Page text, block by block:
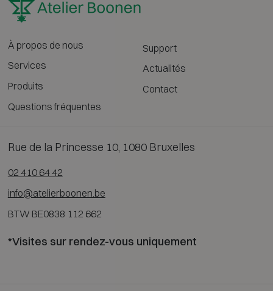
À propos de nous
Services
Produits
Questions fréquentes
Support
Actualités
Contact
Rue de la Princesse 10, 1080 Bruxelles
02 410 64 42
info@atelierboonen.be
BTW BE0838 112 662
*Visites sur rendez-vous uniquement